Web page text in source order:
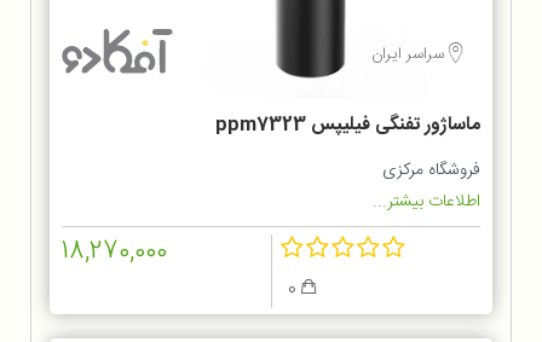
سراسر ایران
ماساژور تفنگی فیلیپس ppm7323
فروشگاه مرکزی
اطلاعات بیشتر...
18,270,000